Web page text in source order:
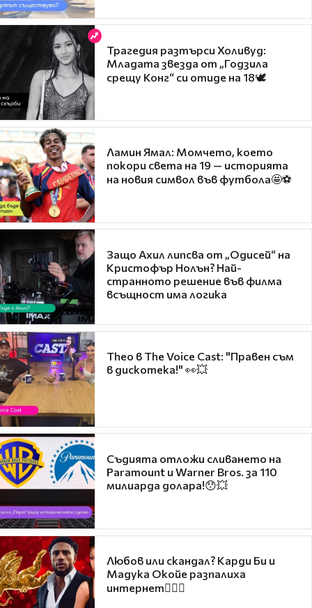
Трагедия разтърси Холивуд:
Младата звезда от „Годзила
срещу Конг“ си отиде на 18🕊️
Ламин Ямал: Момчето, което
покори света на 19 — историята
на новия символ във футбола🤩⚽
Защо Ахил липсва от „Одисей“ на
Кристофър Нолън? Най-
странното решение във филма
всъщност има логика
Theo в The Voice Cast: "Правен съм
в дискотека!" 👀💥
Съдията отложи сливането на
Paramount и Warner Bros. за 110
милиарда долара!😯💥
Любов или скандал? Карди Би и
Мадука Окойе разпалиха
интернет❤️‍🔥🔥